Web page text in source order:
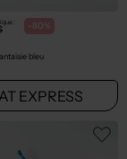
: -80%
bleu
EXPRESS